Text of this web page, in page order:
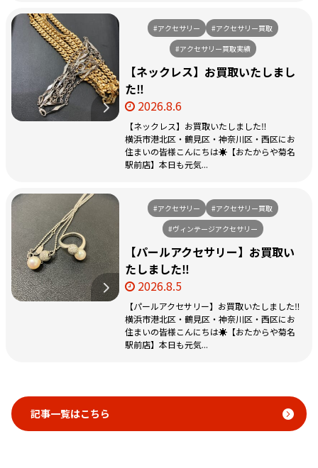
#アクセサリー
#アクセサリー買取
#アクセサリー買取実績
【ネックレス】お買取いたしまし
た‼️
2026.8.6
【ネックレス】お買取いたしました‼️
横浜市港北区・鶴見区・神奈川区・西区にお
住まいの皆様こんにちは☀️【おたからや菊名
駅前店】本日も元気...
#アクセサリー
#アクセサリー買取
#ヴィンテージアクセサリー
【パールアクセサリー】お買取い
たしました‼️
2026.8.5
【パールアクセサリー】お買取いたしました‼️
横浜市港北区・鶴見区・神奈川区・西区にお
住まいの皆様こんにちは☀️【おたからや菊名
駅前店】本日も元気...
記事一覧はこちら